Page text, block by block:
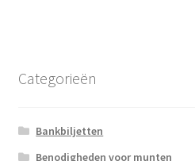
Categorieën
Bankbiljetten
Benodigheden voor munten